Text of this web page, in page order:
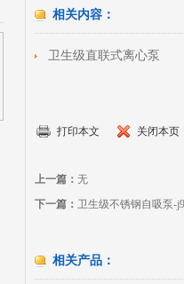
相关内容：
卫生级直联式离心泵
打印本文 关闭本页
上一篇： 无
下一篇： 卫生级不锈钢自吸泵-
相关产品：